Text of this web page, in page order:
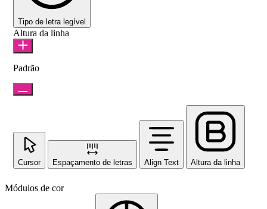
Tipo de letra legível
Altura da linha
Padrão
Cursor Espaçamento de letras Align Text Altura da linha
Módulos de cor